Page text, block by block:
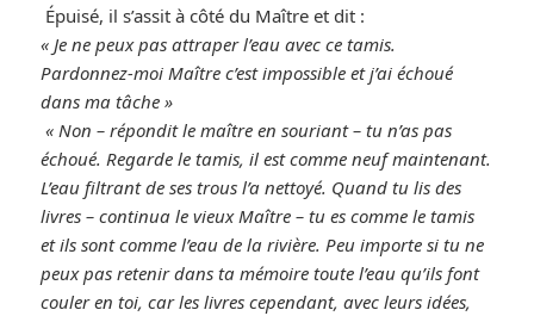
Épuisé, il s’assit à côté du Maître et dit :
« Je ne peux pas attraper l’eau avec ce tamis.
Pardonnez-moi Maître c’est impossible et j’ai échoué
dans ma tâche »
« Non – répondit le maître en souriant – tu n’as pas
échoué. Regarde le tamis, il est comme neuf maintenant.
L’eau filtrant de ses trous l’a nettoyé. Quand tu lis des
livres – continua le vieux Maître – tu es comme le tamis
et ils sont comme l’eau de la rivière. Peu importe si tu ne
peux pas retenir dans ta mémoire toute l’eau qu’ils font
couler en toi, car les livres cependant, avec leurs idées,